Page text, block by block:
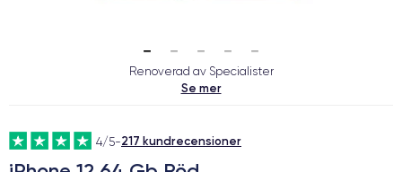
Renoverad av Specialister
Se mer
4/5-217 kundrecensioner